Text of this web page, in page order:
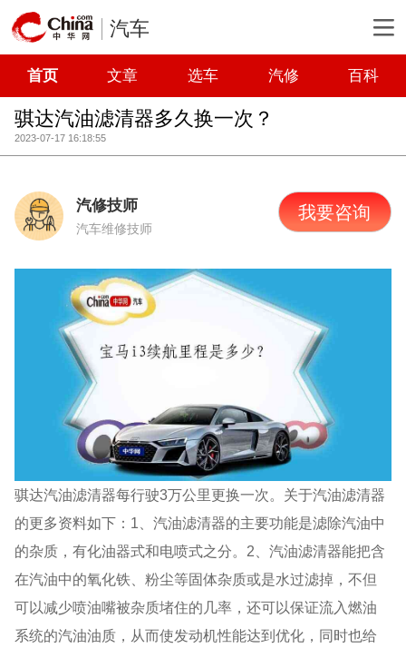
汽车
首页 文章 选车 汽修 百科
骐达汽油滤清器多久换一次？
2023-07-17 16:18:55
汽修技师
汽车维修技师
我要咨询
骐达汽油滤清器每行驶3万公里更换一次。关于汽油滤清器
的更多资料如下：1、汽油滤清器的主要功能是滤除汽油中
的杂质，有化油器式和电喷式之分。2、汽油滤清器能把含
在汽油中的氧化铁、粉尘等固体杂质或是水过滤掉，不但
可以减少喷油嘴被杂质堵住的几率，还可以保证流入燃油
系统的汽油油质，从而使发动机性能达到优化，同时也给